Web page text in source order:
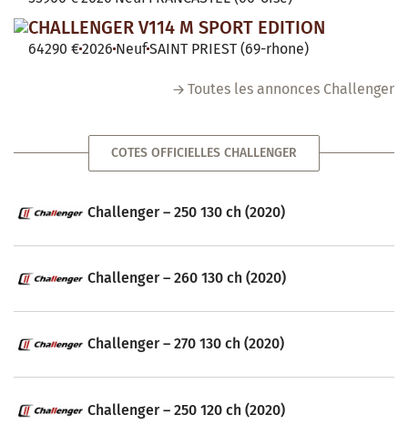
CHALLENGER V114 M SPORT EDITION
64290 €2026 NeufSAINT PRIEST (69-rhone)
Toutes les annonces Challenger
COTES OFFICIELLES CHALLENGER
Challenger – 250 130 ch (2020)
Challenger – 260 130 ch (2020)
Challenger – 270 130 ch (2020)
Challenger – 250 120 ch (2020)